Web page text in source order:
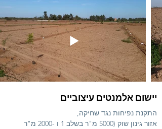
יישום אלמנטים עיצוביים
התקנת נפיחות נגד שחיקה,
אזור גינון שוק (5000 מ"ר בשלב 1 ו -2000 מ"ר